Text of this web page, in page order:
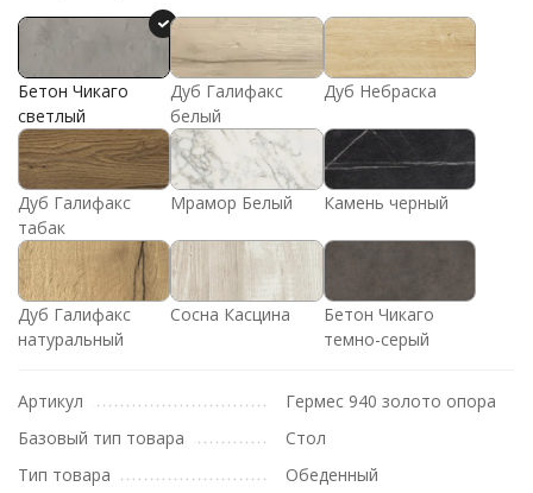
Бетон Чикаго
светлый
Дуб Галифакс
белый
Дуб Небраска
Дуб Галифакс
табак
Мрамор Белый Камень черный
Дуб Галифакс
натуральный
Сосна Касцина
Бетон Чикаго
темно-серый
Артикул
Гермес 940 золото опора
Базовый тип товара
Стол
Тип товара
Обеденный